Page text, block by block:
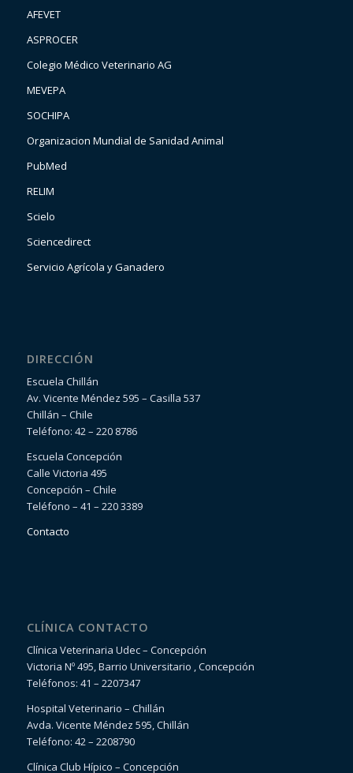
AFEVET
ASPROCER
Colegio Médico Veterinario AG
MEVEPA
SOCHIPA
Organizacion Mundial de Sanidad Animal
PubMed
RELIM
Scielo
Sciencedirect
Servicio Agrícola y Ganadero
DIRECCIÓN
Escuela Chillán
Av. Vicente Méndez 595 – Casilla 537
Chillán – Chile
Teléfono: 42 – 220 8786
Escuela Concepción
Calle Victoria 495
Concepción – Chile
Teléfono – 41 – 220 3389
Contacto
CLÍNICA CONTACTO
Clínica Veterinaria Udec – Concepción
Victoria Nº 495, Barrio Universitario , Concepción
Teléfonos: 41 – 2207347
Hospital Veterinario – Chillán
Avda. Vicente Méndez 595, Chillán
Teléfono: 42 – 2208790
Clínica Club Hípico – Concepción